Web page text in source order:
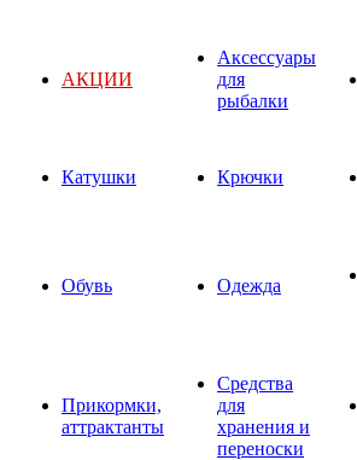
АКЦИИ
Аксессуары
для
рыбалки
Катушки Крючки
Обувь Одежда
Прикормки,
аттрактанты
Средства
для
хранения и
переноски